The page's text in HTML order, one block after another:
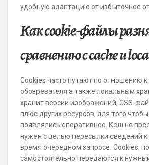
удобную адаптацию от избыточное
Как cookie-файлы
сравнению с cache и
Cookies часто путают по отношению
обозревателя а также локальным
хранит версии изображений, CSS-
плюс других ресурсов, для того
появлялись оперативнее. Кэш не
нужен с целью пересылки сведений к
время очередном запросе. Cookies,
самостоятельно передаются к